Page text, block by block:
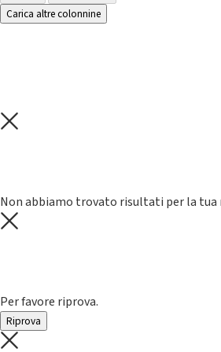
Carica altre colonnine
Non abbiamo trovato risultati per la tua
Per favore riprova.
Riprova